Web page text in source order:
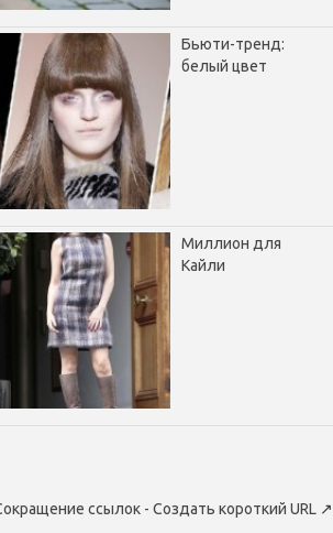
Бьюти-тренд:
белый цвет
Миллион для
Кайли
ссылок - Создать короткий URL ↗